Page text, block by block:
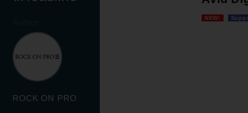
ROCK ON PRO
NEW!